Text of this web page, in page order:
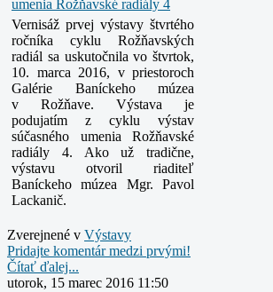
Vernisáž prvej výstavy štvrtého
ročníka cyklu Rožňavských
radiál sa uskutočnila vo štvrtok,
10. marca 2016, v priestoroch
Galérie Baníckeho múzea
v Rožňave. Výstava je
podujatím z cyklu výstav
súčasného umenia Rožňavské
radiály 4. Ako už tradične,
výstavu otvoril riaditeľ
Baníckeho múzea Mgr. Pavol
Lackanič.
Zverejnené v Výstavy
Pridajte komentár medzi prvými!
Čítať ďalej...
utorok, 15 marec 2016 11:50